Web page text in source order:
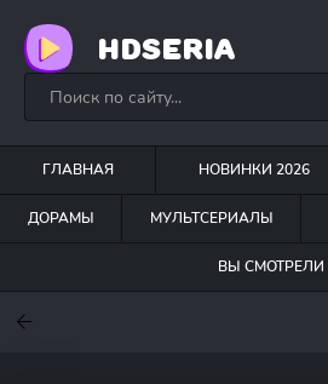
HDSERIA
ГЛАВНАЯ НОВИНКИ 2026
ДОРАМЫ МУЛЬТСЕРИАЛЫ
ВЫ СМОТРЕЛИ